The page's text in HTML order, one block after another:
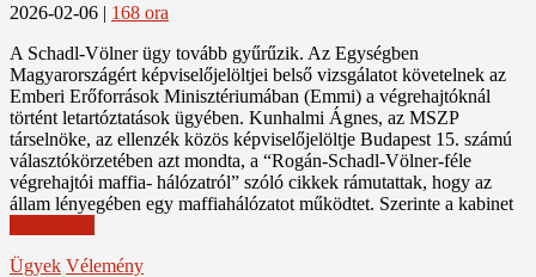
2026-02-06 | 168 ora
A Schadl-Völner ügy tovább gyűrűzik. Az Egységben
Magyarországért képviselőjelöltjei belső vizsgálatot követelnek az
Emberi Erőforrások Minisztériumában (Emmi) a végrehajtóknál
történt letartóztatások ügyében. Kunhalmi Ágnes, az MSZP
társelnöke, az ellenzék közös képviselőjelöltje Budapest 15. számú
választókörzetében azt mondta, a “Rogán-Schadl-Völner-féle
végrehajtói maffia- hálózatról” szóló cikkek rámutattak, hogy az
állam lényegében egy maffiahálózatot működtet. Szerinte a kabinet
Ügyek Vélemény